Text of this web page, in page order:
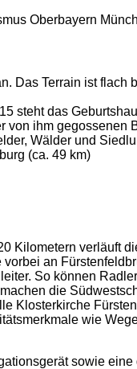
Oberbayern
Das Terrain ist
steht das
ihm
Wälder und
(ca. 49 km)
Kilometern verläuft
an
So können
die
Klosterkirche
wie
sowie